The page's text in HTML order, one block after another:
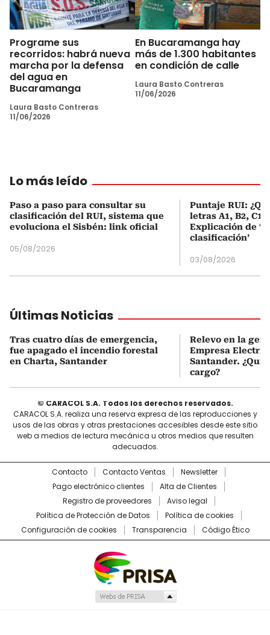
Programe sus
recorridos: habrá nueva
marcha por la defensa
del agua en
Bucaramanga
Laura Basto Contreras
11/06/2026
En Bucaramanga hay
más de 1.300 habitantes
en condición de calle
Laura Basto Contreras
11/06/2026
Lo más leído
Paso a paso para consultar su
clasificación del RUI, sistema que
evoluciona el Sisbén: link oficial
05/08/2026
Puntaje RUI:
letras A1, B2, C1
Explicación de
clasificación’
03/08/2026
Últimas Noticias
Tras cuatro días de emergencia,
fue apagado el incendio forestal
en Charta, Santander
Relevo en la
Empresa
Santander.
cargo?
© CARACOL S.A. Todos los derechos reservados.
CARACOL S.A. realiza una reserva expresa de las reproducciones y
usos de las obras y otras prestaciones accesibles desde este sitio
web a medios de lectura mecánica u otros medios que resulten
adecuados.
Contacto Contacto Ventas
Newsletter
Pago electrónico clientes
Alta de Clientes
Registro de proveedores
Aviso legal
Política de Protección de Datos
Política de cookies
Configuración de cookies
Transparencia Código Ético